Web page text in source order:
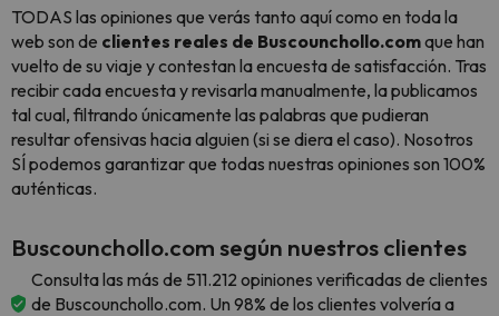
TODAS las opiniones que verás tanto aquí como en toda la
web son de clientes reales de Buscounchollo.comque han
vuelto de su viaje y contestan la encuesta de satisfacción. Tras
recibir cada encuesta y revisarla manualmente, la publicamos
tal cual, filtrando únicamente las palabras que pudieran
resultar ofensivas hacia alguien (si se diera el caso). Nosotros
SÍ podemos garantizar que todas nuestras opiniones son 100%
auténticas.
Buscounchollo.com según nuestros clientes
Consulta las más de 511.212 opiniones verificadas de clientes
de Buscounchollo.com. Un 98% de los clientes volvería a